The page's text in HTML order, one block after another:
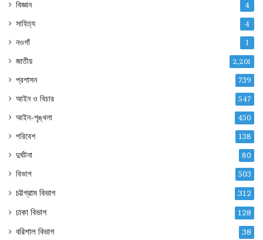
বিজ্ঞান 4
সাহিত্য 4
নওগাঁ 1
জাতীয় 2,201
প্রশাসন 739
আইন ও বিচার 547
আইন-শৃঙ্খলা 450
পরিবেশ 138
দুর্ঘটনা 80
বিভাগ 503
চট্টগ্রাম বিভাগ 312
ঢাকা বিভাগ 128
বরিশাল বিভাগ 38